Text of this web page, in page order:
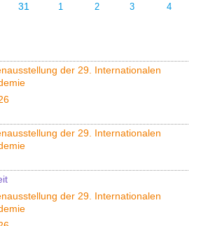
31 1 2 3 4
der 29. Internationalen
der 29. Internationalen
der 29. Internationalen